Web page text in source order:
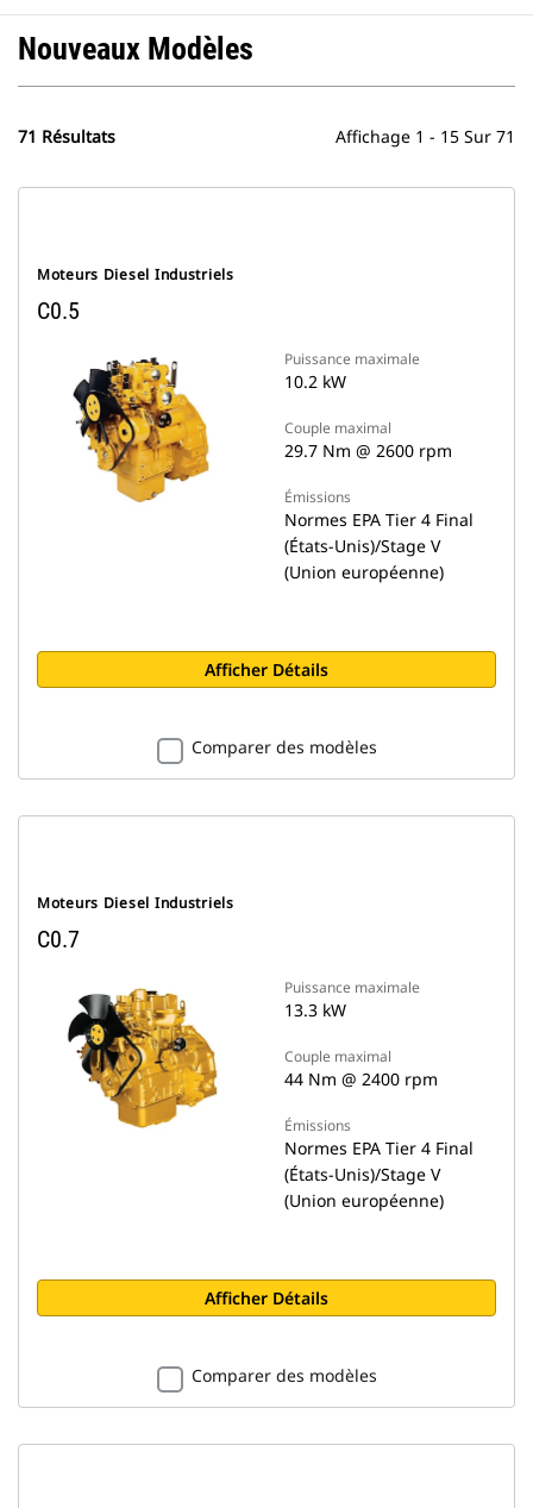
Nouveaux Modèles
71 Résultats Affichage 1 - 15 Sur 71
Moteurs Diesel Industriels
C0.5
Puissance maximale
10.2 kW
Couple maximal
29.7 Nm @ 2600 rpm
Émissions
Normes EPA Tier 4 Final
(États-Unis)/Stage V
(Union européenne)
Afficher Détails
Comparer des modèles
Moteurs Diesel Industriels
C0.7
Puissance maximale
13.3 kW
Couple maximal
44 Nm @ 2400 rpm
Émissions
Normes EPA Tier 4 Final
(États-Unis)/Stage V
(Union européenne)
Afficher Détails
Comparer des modèles